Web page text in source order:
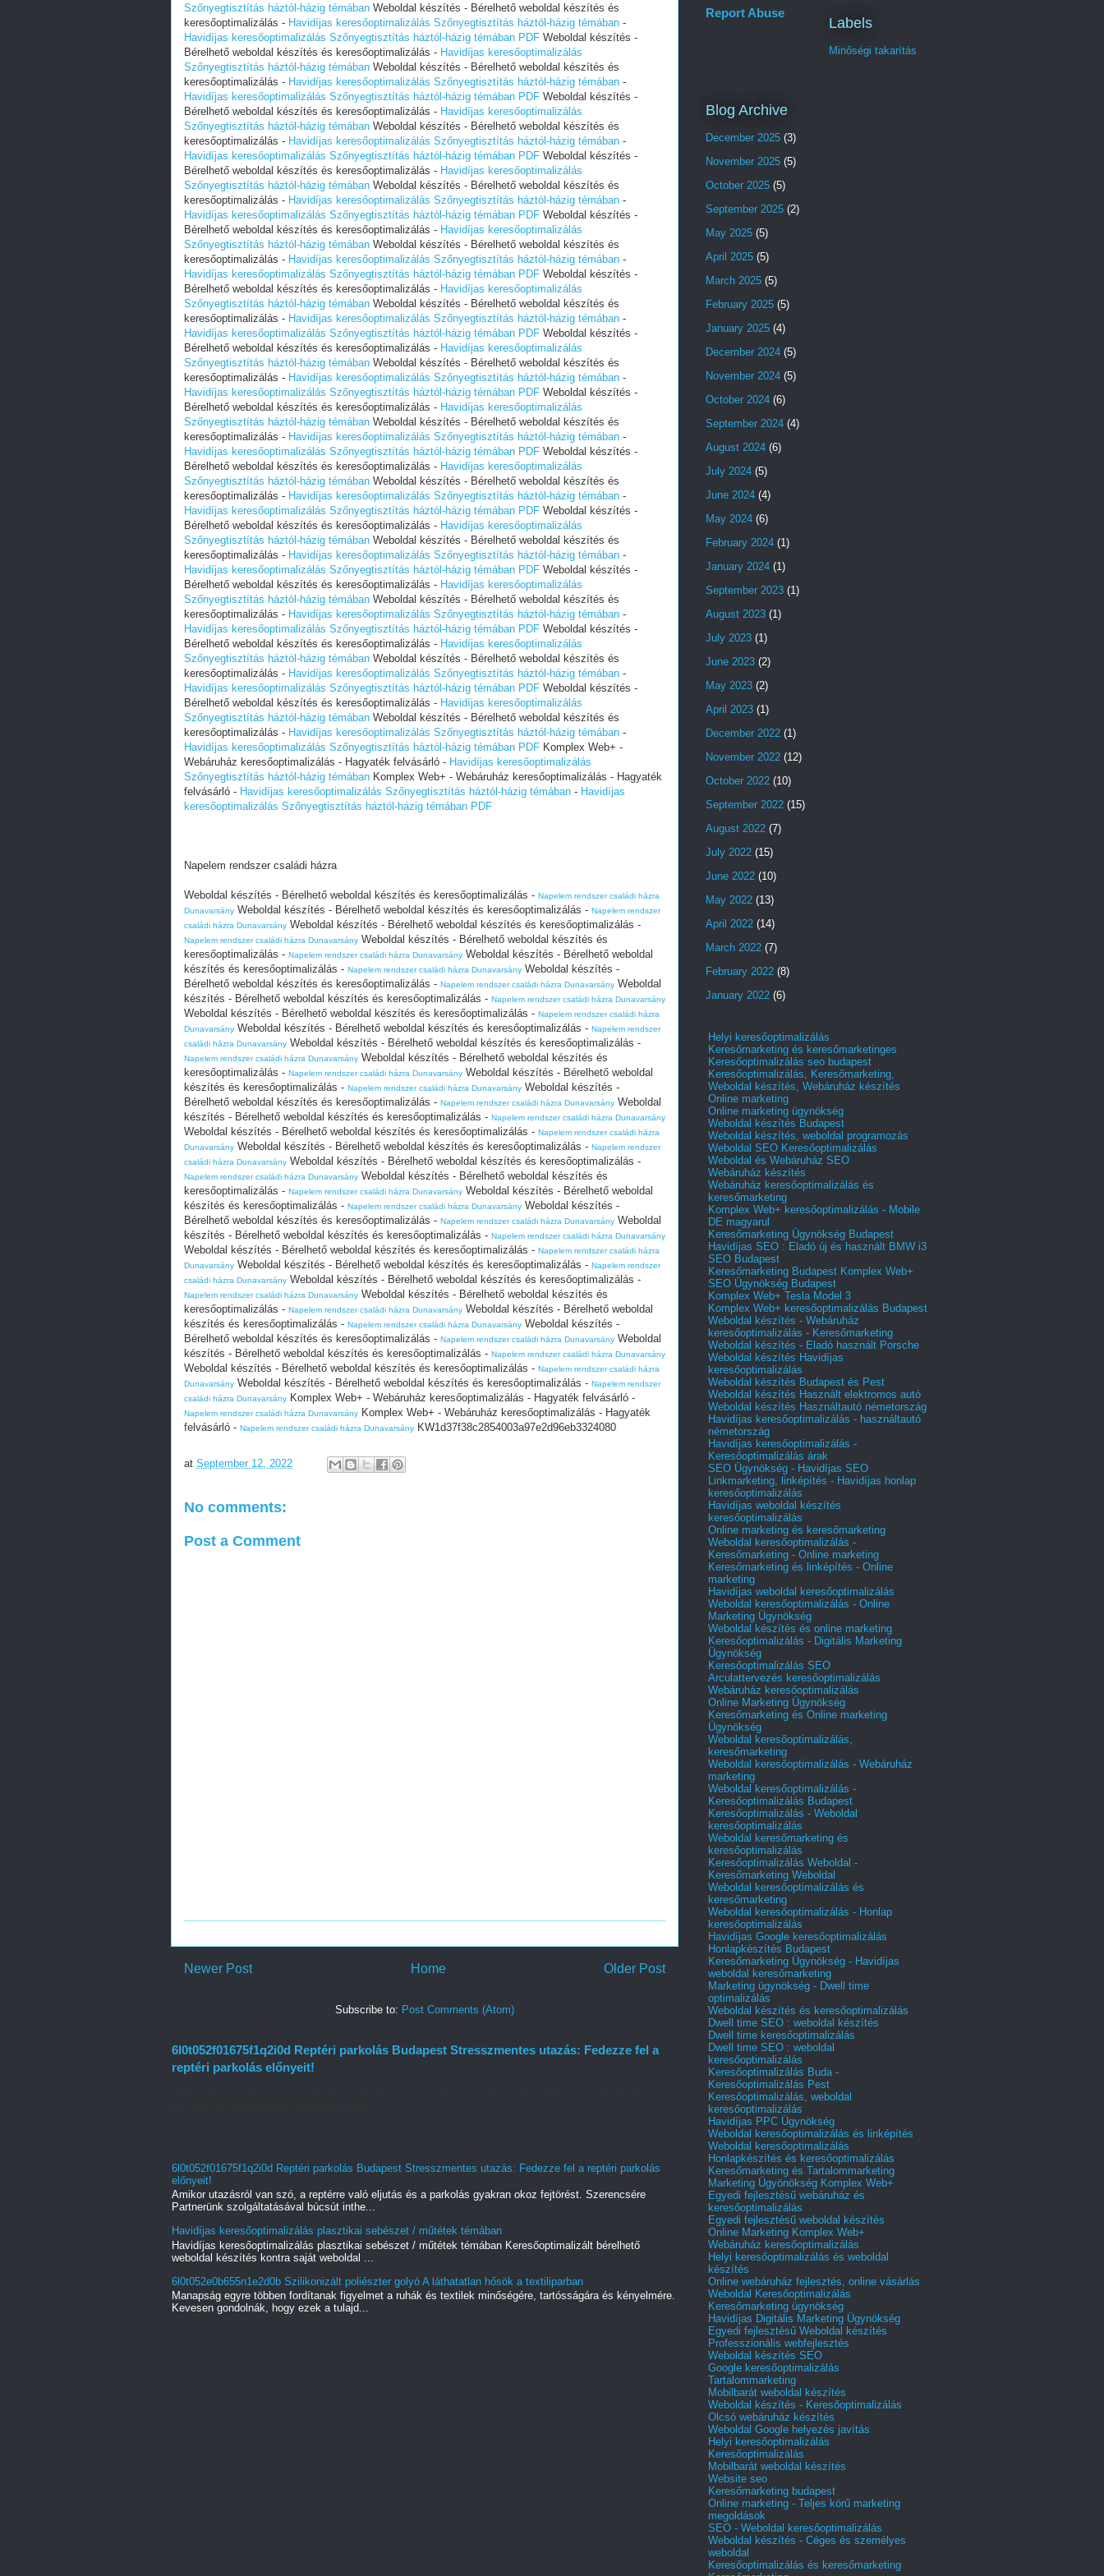
Szőnyegtisztítás háztól-házig témában Weboldal készítés - Bérelhető weboldal készítés és
keresőoptimalizálás - Havidíjas keresőoptimalizálás Szőnyegtisztítás háztól-házig témában -
Havidíjas keresőoptimalizálás Szőnyegtisztítás háztól-házig témában PDF Weboldal készítés -
Bérelhető weboldal készítés és keresőoptimalizálás - Havidíjas keresőoptimalizálás
Szőnyegtisztítás háztól-házig témában Weboldal készítés - Bérelhető weboldal készítés és
keresőoptimalizálás - Havidíjas keresőoptimalizálás Szőnyegtisztítás háztól-házig témában -
Havidíjas keresőoptimalizálás Szőnyegtisztítás háztól-házig témában PDF Weboldal készítés -
Bérelhető weboldal készítés és keresőoptimalizálás - Havidíjas keresőoptimalizálás
Szőnyegtisztítás háztól-házig témában Weboldal készítés - Bérelhető weboldal készítés és
keresőoptimalizálás - Havidíjas keresőoptimalizálás Szőnyegtisztítás háztól-házig témában -
Havidíjas keresőoptimalizálás Szőnyegtisztítás háztól-házig témában PDF Weboldal készítés -
Bérelhető weboldal készítés és keresőoptimalizálás - Havidíjas keresőoptimalizálás
Szőnyegtisztítás háztól-házig témában Weboldal készítés - Bérelhető weboldal készítés és
keresőoptimalizálás - Havidíjas keresőoptimalizálás Szőnyegtisztítás háztól-házig témában -
Havidíjas keresőoptimalizálás Szőnyegtisztítás háztól-házig témában PDF Weboldal készítés -
Bérelhető weboldal készítés és keresőoptimalizálás - Havidíjas keresőoptimalizálás
Szőnyegtisztítás háztól-házig témában Weboldal készítés - Bérelhető weboldal készítés és
keresőoptimalizálás - Havidíjas keresőoptimalizálás Szőnyegtisztítás háztól-házig témában -
Havidíjas keresőoptimalizálás Szőnyegtisztítás háztól-házig témában PDF Weboldal készítés -
Bérelhető weboldal készítés és keresőoptimalizálás - Havidíjas keresőoptimalizálás
Szőnyegtisztítás háztól-házig témában Weboldal készítés - Bérelhető weboldal készítés és
keresőoptimalizálás - Havidíjas keresőoptimalizálás Szőnyegtisztítás háztól-házig témában -
Havidíjas keresőoptimalizálás Szőnyegtisztítás háztól-házig témában PDF Weboldal készítés -
Bérelhető weboldal készítés és keresőoptimalizálás - Havidíjas keresőoptimalizálás
Szőnyegtisztítás háztól-házig témában Weboldal készítés - Bérelhető weboldal készítés és
keresőoptimalizálás - Havidíjas keresőoptimalizálás Szőnyegtisztítás háztól-házig témában -
Havidíjas keresőoptimalizálás Szőnyegtisztítás háztól-házig témában PDF Weboldal készítés -
Bérelhető weboldal készítés és keresőoptimalizálás - Havidíjas keresőoptimalizálás
Szőnyegtisztítás háztól-házig témában Weboldal készítés - Bérelhető weboldal készítés és
keresőoptimalizálás - Havidíjas keresőoptimalizálás Szőnyegtisztítás háztól-házig témában -
Havidíjas keresőoptimalizálás Szőnyegtisztítás háztól-házig témában PDF Weboldal készítés -
Bérelhető weboldal készítés és keresőoptimalizálás - Havidíjas keresőoptimalizálás
Szőnyegtisztítás háztól-házig témában Weboldal készítés - Bérelhető weboldal készítés és
keresőoptimalizálás - Havidíjas keresőoptimalizálás Szőnyegtisztítás háztól-házig témában -
Havidíjas keresőoptimalizálás Szőnyegtisztítás háztól-házig témában PDF Weboldal készítés -
Bérelhető weboldal készítés és keresőoptimalizálás - Havidíjas keresőoptimalizálás
Szőnyegtisztítás háztól-házig témában Weboldal készítés - Bérelhető weboldal készítés és
keresőoptimalizálás - Havidíjas keresőoptimalizálás Szőnyegtisztítás háztól-házig témában -
Havidíjas keresőoptimalizálás Szőnyegtisztítás háztól-házig témában PDF Weboldal készítés -
Bérelhető weboldal készítés és keresőoptimalizálás - Havidíjas keresőoptimalizálás
Szőnyegtisztítás háztól-házig témában Weboldal készítés - Bérelhető weboldal készítés és
keresőoptimalizálás - Havidíjas keresőoptimalizálás Szőnyegtisztítás háztól-házig témában -
Havidíjas keresőoptimalizálás Szőnyegtisztítás háztól-házig témában PDF Weboldal készítés -
Bérelhető weboldal készítés és keresőoptimalizálás - Havidíjas keresőoptimalizálás
Szőnyegtisztítás háztól-házig témában Weboldal készítés - Bérelhető weboldal készítés és
keresőoptimalizálás - Havidíjas keresőoptimalizálás Szőnyegtisztítás háztól-házig témában -
Havidíjas keresőoptimalizálás Szőnyegtisztítás háztól-házig témában PDF Weboldal készítés -
Bérelhető weboldal készítés és keresőoptimalizálás - Havidíjas keresőoptimalizálás
Szőnyegtisztítás háztól-házig témában Weboldal készítés - Bérelhető weboldal készítés és
keresőoptimalizálás - Havidíjas keresőoptimalizálás Szőnyegtisztítás háztól-házig témában -
Havidíjas keresőoptimalizálás Szőnyegtisztítás háztól-házig témában PDF Komplex Web+ -
Webáruház keresőoptimalizálás - Hagyaték felvásárló - Havidíjas keresőoptimalizálás
Szőnyegtisztítás háztól-házig témában Komplex Web+ - Webáruház keresőoptimalizálás - Hagyaték
felvásárló - Havidíjas keresőoptimalizálás Szőnyegtisztítás háztól-házig témában - Havidíjas
keresőoptimalizálás Szőnyegtisztítás háztól-házig témában PDF
Napelem rendszer családi házra
Weboldal készítés - Bérelhető weboldal készítés és keresőoptimalizálás - Napelem rendszer családi házra
Dunavarsány Weboldal készítés - Bérelhető weboldal készítés és keresőoptimalizálás - Napelem rendszer
családi házra Dunavarsány Weboldal készítés - Bérelhető weboldal készítés és keresőoptimalizálás -
Napelem rendszer családi házra Dunavarsány Weboldal készítés - Bérelhető weboldal készítés és
keresőoptimalizálás - Napelem rendszer családi házra Dunavarsány Weboldal készítés - Bérelhető weboldal
készítés és keresőoptimalizálás - Napelem rendszer családi házra Dunavarsány Weboldal készítés -
Bérelhető weboldal készítés és keresőoptimalizálás - Napelem rendszer családi házra Dunavarsány Weboldal
készítés - Bérelhető weboldal készítés és keresőoptimalizálás - Napelem rendszer családi házra Dunavarsány
Weboldal készítés - Bérelhető weboldal készítés és keresőoptimalizálás - Napelem rendszer családi házra
Dunavarsány Weboldal készítés - Bérelhető weboldal készítés és keresőoptimalizálás - Napelem rendszer
családi házra Dunavarsány Weboldal készítés - Bérelhető weboldal készítés és keresőoptimalizálás -
Napelem rendszer családi házra Dunavarsány Weboldal készítés - Bérelhető weboldal készítés és
keresőoptimalizálás - Napelem rendszer családi házra Dunavarsány Weboldal készítés - Bérelhető weboldal
készítés és keresőoptimalizálás - Napelem rendszer családi házra Dunavarsány Weboldal készítés -
Bérelhető weboldal készítés és keresőoptimalizálás - Napelem rendszer családi házra Dunavarsány Weboldal
készítés - Bérelhető weboldal készítés és keresőoptimalizálás - Napelem rendszer családi házra Dunavarsány
Weboldal készítés - Bérelhető weboldal készítés és keresőoptimalizálás - Napelem rendszer családi házra
Dunavarsány Weboldal készítés - Bérelhető weboldal készítés és keresőoptimalizálás - Napelem rendszer
családi házra Dunavarsány Weboldal készítés - Bérelhető weboldal készítés és keresőoptimalizálás -
Napelem rendszer családi házra Dunavarsány Weboldal készítés - Bérelhető weboldal készítés és
keresőoptimalizálás - Napelem rendszer családi házra Dunavarsány Weboldal készítés - Bérelhető weboldal
készítés és keresőoptimalizálás - Napelem rendszer családi házra Dunavarsány Weboldal készítés -
Bérelhető weboldal készítés és keresőoptimalizálás - Napelem rendszer családi házra Dunavarsány Weboldal
készítés - Bérelhető weboldal készítés és keresőoptimalizálás - Napelem rendszer családi házra Dunavarsány
Weboldal készítés - Bérelhető weboldal készítés és keresőoptimalizálás - Napelem rendszer családi házra
Dunavarsány Weboldal készítés - Bérelhető weboldal készítés és keresőoptimalizálás - Napelem rendszer
családi házra Dunavarsány Weboldal készítés - Bérelhető weboldal készítés és keresőoptimalizálás -
Napelem rendszer családi házra Dunavarsány Weboldal készítés - Bérelhető weboldal készítés és
keresőoptimalizálás - Napelem rendszer családi házra Dunavarsány Weboldal készítés - Bérelhető weboldal
készítés és keresőoptimalizálás - Napelem rendszer családi házra Dunavarsány Weboldal készítés -
Bérelhető weboldal készítés és keresőoptimalizálás - Napelem rendszer családi házra Dunavarsány Weboldal
készítés - Bérelhető weboldal készítés és keresőoptimalizálás - Napelem rendszer családi házra Dunavarsány
Weboldal készítés - Bérelhető weboldal készítés és keresőoptimalizálás - Napelem rendszer családi házra
Dunavarsány Weboldal készítés - Bérelhető weboldal készítés és keresőoptimalizálás - Napelem rendszer
családi házra Dunavarsány Komplex Web+ - Webáruház keresőoptimalizálás - Hagyaték felvásárló -
Napelem rendszer családi házra Dunavarsány Komplex Web+ - Webáruház keresőoptimalizálás - Hagyaték
felvásárló - Napelem rendszer családi házra Dunavarsány KW1d37f38c2854003a97e2d96eb3324080
at September 12, 2022
No comments:
Post a Comment
Newer Post Older Post
Home
Subscribe to: Post Comments (Atom)
6l0t052f01675f1q2i0d Reptéri parkolás Budapest Stresszmentes utazás: Fedezze fel a
reptéri parkolás előnyeit!
6l0t052f01675f1q2i0d Reptéri parkolás Budapest Stresszmentes utazás: Fedezze fel a reptéri parkolás
előnyeit!
Amikor utazásról van szó, a reptérre való eljutás és a parkolás gyakran okoz fejtörést. Szerencsére
Partnerünk szolgáltatásával búcsút inthe...
Havidíjas keresőoptimalizálás plasztikai sebészet / műtétek témában
Havidíjas keresőoptimalizálás plasztikai sebészet / műtétek témában Keresőoptimalizált bérelhető
weboldal készítés kontra saját weboldal ...
6l0t052e0b655n1e2d0b Szilikonizált poliészter golyó A láthatatlan hősök a textiliparban
Manapság egyre többen fordítanak figyelmet a ruhák és textilek minőségére, tartósságára és kényelmére.
Kevesen gondolnák, hogy ezek a tulajd...
Report Abuse
Labels
Minőségi takarítás
Blog Archive
December 2025 (3)
November 2025 (5)
October 2025 (5)
September 2025 (2)
May 2025 (5)
April 2025 (5)
March 2025 (5)
February 2025 (5)
January 2025 (4)
December 2024 (5)
November 2024 (5)
October 2024 (6)
September 2024 (4)
August 2024 (6)
July 2024 (5)
June 2024 (4)
May 2024 (6)
February 2024 (1)
January 2024 (1)
September 2023 (1)
August 2023 (1)
July 2023 (1)
June 2023 (2)
May 2023 (2)
April 2023 (1)
December 2022 (1)
November 2022 (12)
October 2022 (10)
September 2022 (15)
August 2022 (7)
July 2022 (15)
June 2022 (10)
May 2022 (13)
April 2022 (14)
March 2022 (7)
February 2022 (8)
January 2022 (6)
Helyi keresőoptimalizálás
Keresőmarketing és keresőmarketinges
Keresőoptimalizálás seo budapest
Keresőoptimalizálás, Keresőmarketing,
Weboldal készítés, Webáruház készítés
Online marketing
Online marketing ügynökség
Weboldal készítés Budapest
Weboldal készítés, weboldal programozás
Weboldal SEO Keresőoptimalizálás
Weboldal és Webáruház SEO
Webáruház készítés
Webáruház keresőoptimalizálás és
keresőmarketing
Komplex Web+ keresőoptimalizálás - Mobile
DE magyarul
Keresőmarketing Ügynökség Budapest
Havidíjas SEO : Eladó új és használt BMW i3
SEO Budapest
Keresőmarketing Budapest Komplex Web+
SEO Ügynökség Budapest
Komplex Web+ Tesla Model 3
Komplex Web+ keresőoptimalizálás Budapest
Weboldal készítés - Webáruház
keresőoptimalizálás - Keresőmarketing
Weboldal készítés - Eladó használt Porsche
Weboldal készítés Havidíjas
keresőoptimalizálás
Weboldal készítés Budapest és Pest
Weboldal készítés Használt elektromos autó
Weboldal készítés Használtautó németország
Havidíjas keresőoptimalizálás - használtautó
németország
Havidíjas keresőoptimalizálás -
Keresőoptimalizálás árak
SEO Ügynökség - Havidíjas SEO
Linkmarketing, linképítés - Havidíjas honlap
keresőoptimalizálás
Havidíjas weboldal készítés
keresőoptimalizálás
Online marketing és keresőmarketing
Weboldal keresőoptimalizálás -
Keresőmarketing - Online marketing
Keresőmarketing és linképítés - Online
marketing
Havidíjas weboldal keresőoptimalizálás
Weboldal keresőoptimalizálás - Online
Marketing Ügynökség
Weboldal készítés és online marketing
Keresőoptimalizálás - Digitális Marketing
Ügynökség
Keresőoptimalizálás SEO
Arculattervezés keresőoptimalizálás
Webáruház keresőoptimalizálás
Online Marketing Ügynökség
Keresőmarketing és Online marketing
Ügynökség
Weboldal keresőoptimalizálás,
keresőmarketing
Weboldal keresőoptimalizálás - Webáruház
marketing
Weboldal keresőoptimalizálás -
Keresőoptimalizálás Budapest
Keresőoptimalizálás - Weboldal
keresőoptimalizálás
Weboldal keresőmarketing és
keresőoptimalizálás
Keresőoptimalizálás Weboldal -
Keresőmarketing Weboldal
Weboldal keresőoptimalizálás és
keresőmarketing
Weboldal keresőoptimalizálás - Honlap
keresőoptimalizálás
Havidíjas Google keresőoptimalizálás
Honlapkészítés Budapest
Keresőmarketing Ügynökség - Havidíjas
weboldal keresőmarketing
Marketing ügynökség - Dwell time
optimalizálás
Weboldal készítés és keresőoptimalizálás
Dwell time SEO : weboldal készítés
Dwell time keresőoptimalizálás
Dwell time SEO : weboldal
keresőoptimalizálás
Keresőoptimalizálás Buda -
Keresőoptimalizálás Pest
Keresőoptimalizálás, weboldal
keresőoptimalizálás
Havidíjas PPC Ügynökség
Weboldal keresőoptimalizálás és linképítés
Weboldal keresőoptimalizálás
Honlapkészítés és keresőoptimalizálás
Keresőmarketing és Tartalommarketing
Marketing Ügyönökség Komplex Web+
Egyedi fejlesztésű webáruház és
keresőoptimalizálás
Egyedi fejlesztésű weboldal készítés
Online Marketing Komplex Web+
Webáruház keresőoptimalizálás
Helyi keresőoptimalizálás és weboldal
készítés
Online webáruház fejlesztés, online vásárlás
Weboldal Keresőoptimalizálás
Keresőmarketing ügynökség
Havidíjas Digitális Marketing Ügynökség
Egyedi fejlesztésű Weboldal készítés
Professzionális webfejlesztés
Weboldal készítés SEO
Google keresőoptimalizálás
Tartalommarketing
Mobilbarát weboldal készítés
Weboldal készítés - Keresőoptimalizálás
Olcsó webáruház készítés
Weboldal Google helyezés javítás
Helyi keresőoptimalizálás
Keresőoptimalizálás
Mobilbarát weboldal készítés
Website seo
Keresőmarketing budapest
Online marketing - Teljes körű marketing
megoldások
SEO - Weboldal keresőoptimalizálás
Weboldal készítés - Céges és személyes
weboldal
Keresőoptimalizálás és keresőmarketing